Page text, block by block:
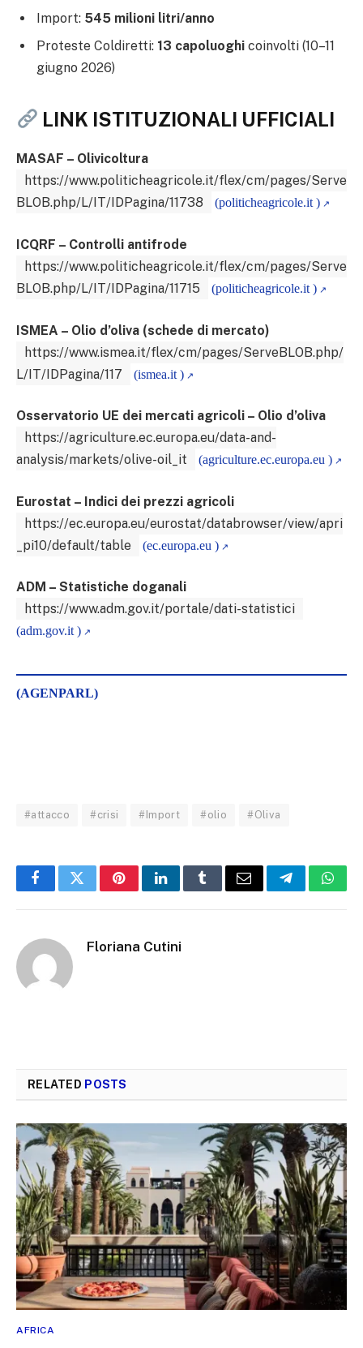
Import: 545 milioni litri/anno
Proteste Coldiretti: 13 capoluoghi coinvolti (10–11
giugno 2026)
LINK ISTITUZIONALI UFFICIALI
MASAF – Olivicoltura
https://www.politicheagricole.it/flex/cm/pages/Serve
BLOB.php/L/IT/IDPagina/11738
(politicheagricole.it )
ICQRF – Controlli antifrode
https://www.politicheagricole.it/flex/cm/pages/Serve
BLOB.php/L/IT/IDPagina/11715
(politicheagricole.it )
ISMEA – Olio d’oliva (schede di mercato)
https://www.ismea.it/flex/cm/pages/ServeBLOB.php/
L/IT/IDPagina/117
(ismea.it )
Osservatorio UE dei mercati agricoli – Olio d’oliva
https://agriculture.ec.europa.eu/data-and-
analysis/markets/olive-oil_it
(agriculture.ec.europa.eu )
Eurostat – Indici dei prezzi agricoli
https://ec.europa.eu/eurostat/databrowser/view/apri
_pi10/default/table
(ec.europa.eu )
ADM – Statistiche doganali
https://www.adm.gov.it/portale/dati-statistici
(adm.gov.it )
(AGENPARL)
#attacco #crisi #Import #olio #Oliva
FacebookTwitterPinterestLinkedInTumblrEmail Telegram
Floriana Cutini
RELATED POSTS
AFRICA